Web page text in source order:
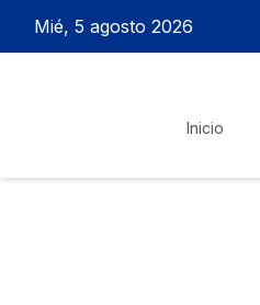
Mié, 5 agosto 2026
Inicio